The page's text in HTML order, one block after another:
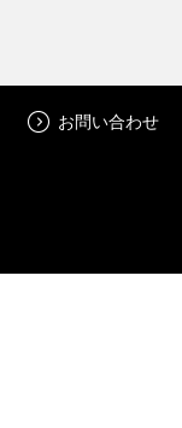
お問い合わせ